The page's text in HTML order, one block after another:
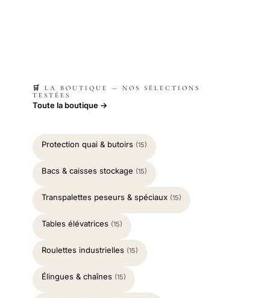
🛒 LA BOUTIQUE — NOS SÉLECTIONS
TESTÉES
Toute la boutique →
Protection quai & butoirs (15)
Bacs & caisses stockage (15)
Transpalettes peseurs & spéciaux (15)
Tables élévatrices (15)
Roulettes industrielles (15)
Élingues & chaînes (15)